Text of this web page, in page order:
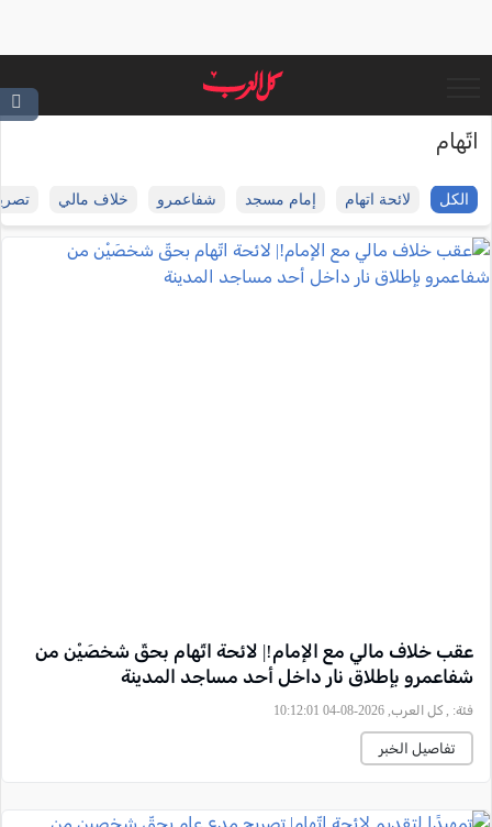
اتّهام
الكل لائحة اتهام إمام مسجد شفاعمرو خلاف مالي
عقب خلاف مالي مع الإمام!| لائحة اتّهام بحقّ شخصَيْن من
شفاعمرو بإطلاق نار داخل أحد مساجد المدينة
فئة: , كل العرب, 2026-08-04 10:12:01
تفاصيل الخبر